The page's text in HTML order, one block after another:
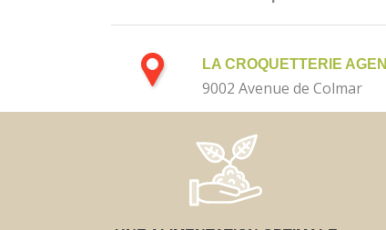
33.46
LA CROQUETTERIE AGEN
9002 Avenue de Colmar
47 000Agen
+33 5 53 66 24 96
10:00 - 12:30
19:00